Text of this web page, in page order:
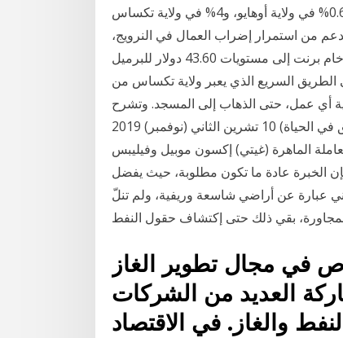
1.8% في ولاية نورث كارولينا. في المقابل، يتقدم ترامب بفارق 0.6% في ولاية أوهايو، و4% في ولاية تكساس
من استمرار إضراب العمال في النرويج،
بالإضافة إلى زيادة قوة اعصار دلتا في خليج المكسيك. ارتفع خام برنت إلى مستويات 43.60 دولار للبرميل
هذا التقرير وذلك شاهدوا تحقيق فرانس24 على الطريق السريع الذي يعبر ولاية تكساس من
لتأدية أي عمل، حتى الذهاب إلى المسجد. وتشرح
كيف أن أعضاء مجموعة "تكساس رايت تو لايف" (تكساس الحق في الحياة) 10 تشرين الثاني (نوفمبر) 2019
الماهرة (غيتي) إكسون موبيل وفيليبس
الخبرة عادة ما تكون مطلوبة، حيث يفضل
الإسباني عبارة عن أراضي شاسعة وريفية، ولم تنلّ
في مجال تطوير الغاز
العديد من الشركات
والغاز. في الاقتصاد